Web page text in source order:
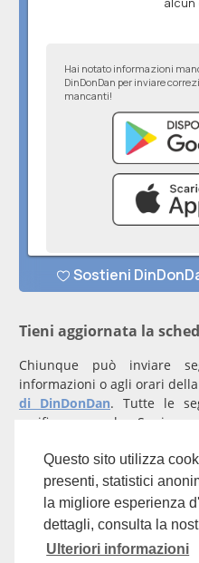
Questo sito utilizza
presenti, statistici
la migliore esperienza
dettagli, consulta la
Ulteriori informazioni
Tieni aggiornata la
Chiunque può inviare
informazioni o agli orari
di DinDonDan. Tutte le
verifica manuale. Se
con un
comunicazioni prioritarie
Per qualunque domanda